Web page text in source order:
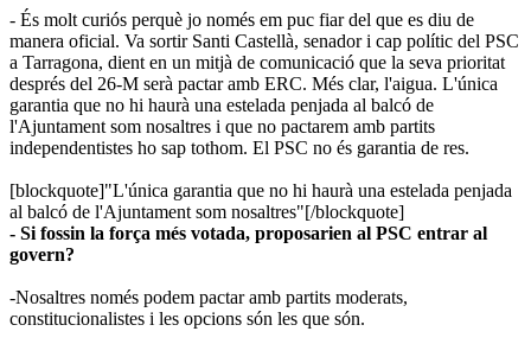
- És molt curiós perquè jo només em puc fiar del que es diu de
manera oficial. Va sortir Santi Castellà, senador i cap polític del PSC
a Tarragona, dient en un mitjà de comunicació que la seva prioritat
després del 26-M serà pactar amb ERC. Més clar, l'aigua. L'única
garantia que no hi haurà una estelada penjada al balcó de
l'Ajuntament som nosaltres i que no pactarem amb partits
independentistes ho sap tothom. El PSC no és garantia de res.
[blockquote]"L'única garantia que no hi haurà una estelada penjada
al balcó de l'Ajuntament som nosaltres"​[/blockquote]
- Si fossin la força més votada, proposarien al PSC entrar al
govern?
-Nosaltres només podem pactar amb partits moderats,
constitucionalistes i les opcions són les que són.